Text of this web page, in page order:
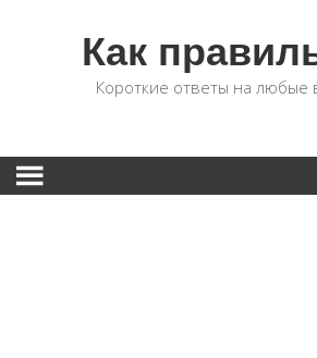
Как
Короткие ответы на любые